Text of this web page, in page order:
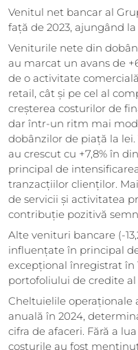
Venitul net bancar al
față de 2023, ajungând
Veniturile nete din
au marcat un avans de
de o activitate
retail, cât și pe cel al
creșterea costurilor de
dar într-un ritm mai
dobânzilor de piață la
au crescut cu +7,8% în
principal de
tranzacțiilor clienților.
de servicii și activitatea
contribuție pozitivă
Alte venituri bancare (-
influențate în principal
excepțional înregistrat în
portofoliului de credite al
Cheltuielile operaționale
anuală în 2024,
cifra de afaceri. Fără a
costurile au fost